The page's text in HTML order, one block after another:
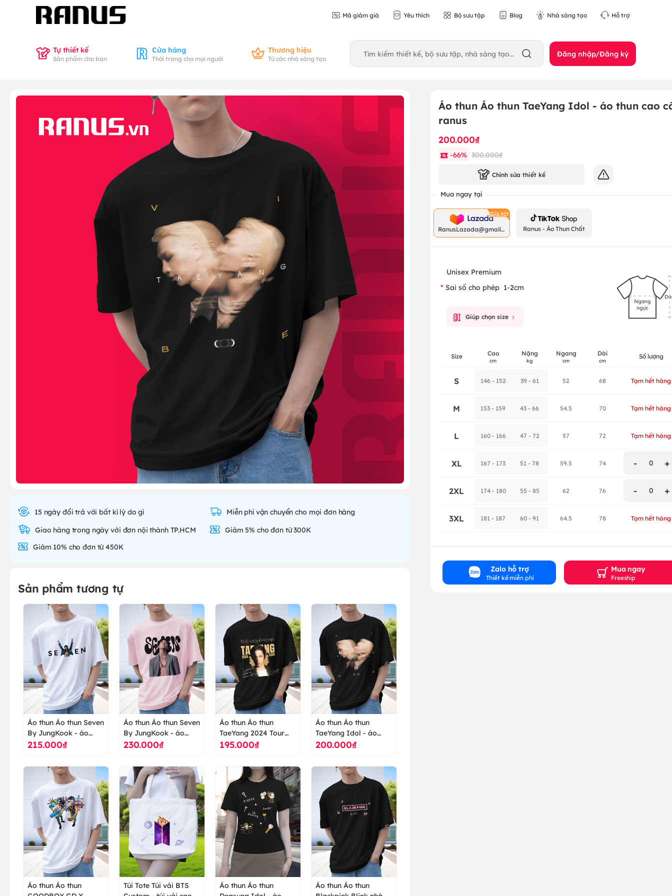
Mã giảm giá Yêu thích Bộ sưu tập Blog Nhà sáng tạo Hỗ trợ
Tự thiết kế
Sản phẩm cho bạn
Cửa hàng
Thời trang cho mọi người
Thương hiệu
Từ các nhà sáng tạo Đăng nhập/Đăng ký
15 ngày đổi trả với bất kì lý do gì
Miễn phí vận chuyển cho mọi đơn hàng
Giao hàng trong ngày với đơn nội thành TP.HCM
Giảm 5% cho đơn từ 300K
Giảm 10% cho đơn từ 450K
Sản phẩm tương tự
Áo thun Áo thun Seven
By JungKook - áo
thun cao cấp ranus
215.000₫
Áo thun Áo thun Seven
By JungKook - áo
thun cao cấp ranus
230.000₫
Áo thun Áo thun
TaeYang 2024 Tour
The Light Year - áo
195.000₫
Áo thun Áo thun
TaeYang Idol - áo
thun cao cấp ranus
200.000₫
Áo thun Áo thun
Túi Tote Túi vải BTS
Áo thun Áo thun
Áo thun Áo thun
Áo thun Áo thun TaeYang Idol - áo thun cao
ranus
200.000₫
-66% 300.000₫
Chỉnh sửa thiết kế
Mua ngay tại
RanusLazada@gmail.
com
Ranus - Áo Thun Chất
Unisex Premium
Sai số cho phép 1-2cm
Giúp chọn size
Size Cao
cm
Nặng
kg
Ngang
cm
Dài
cm Số lượng
S 146 - 152 39 - 61 52 68 Tạm hết hàng
M 153 - 159 43 - 66 54.5 70 Tạm hết hàng
L 160 - 166 47 - 72 57 72 Tạm hết hàng
XL 167 - 173 51 - 78 59.5 74 - 0 +
2XL 174 - 180 55 - 85 62 76 - 0 +
3XL 181 - 187 60 - 91 64.5 78 Tạm hết hàng
Zalo hỗ trợ
Thiết kế miễn phí
Mua ngay
Freeship